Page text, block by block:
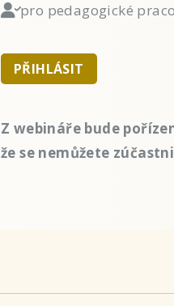
pro pedagogické
PŘIHLÁSIT
Z webináře bude
že se nemůžete